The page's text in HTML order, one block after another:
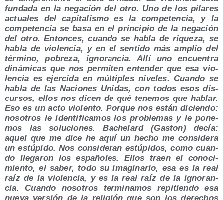
fun­da­da en la nega­ción del otro. Uno de los pila­res
actua­les del capi­ta­lis­mo es la com­pe­ten­cia, y la
com­pe­ten­cia se basa en el prin­ci­pio de la nega­ción
del otro. Enton­ces, cuan­do se habla de rique­za, se
habla de vio­len­cia, y en el sen­ti­do más amplio del
tér­mino, pobre­za, igno­ran­cia. Allí uno encuen­tra
diná­mi­cas que nos per­mi­ten enten­der que esa vio­
len­cia es ejer­ci­da en múl­ti­ples nive­les. Cuan­do se
habla de las Nacio­nes Uni­das, con todos esos dis­
cur­sos, ellos nos dicen de qué tene­mos que hablar.
Eso es un acto vio­len­to. Por­que nos están dicien­do:
noso­tros le iden­ti­fi­ca­mos los pro­ble­mas y le pone­
mos las solu­cio­nes. Bache­lard (Gas­ton) decía:
aquel que me dice he aquí un hecho me con­si­de­ra
un estú­pi­do. Nos con­si­de­ran estú­pi­dos, como cuan­
do lle­ga­ron los espa­ño­les. Ellos traen el cono­ci­
mien­to, el saber, todo su ima­gi­na­rio, esa es la real
raíz de la vio­len­cia, y es la real raíz de la igno­ran­
cia. Cuan­do noso­tros ter­mi­na­mos repi­tien­do esa
nue­va ver­sión de la reli­gión que son los dere­chos